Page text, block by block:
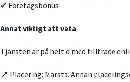
✔ Företagsbonus
Annat viktigt att veta
Tjänsten är på heltid med tillträde
📍 Placering: Märsta. Annan